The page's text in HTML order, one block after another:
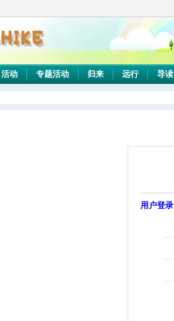
活动 专题活动 归来 远行 导读
用户登录